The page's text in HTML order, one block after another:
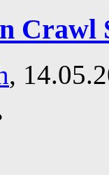
Crawl
,